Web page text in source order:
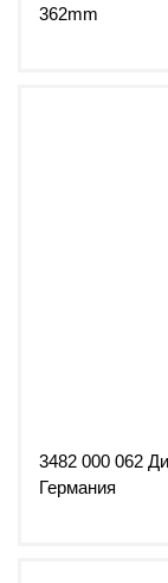
362mm
3482 000 062
Германия